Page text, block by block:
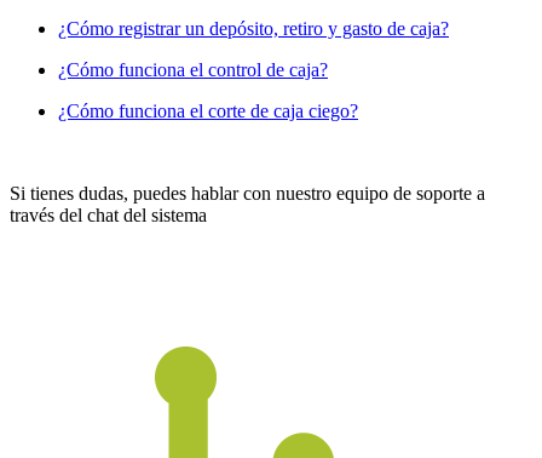
¿Cómo registrar un depósito, retiro y gasto de caja?
¿Cómo funciona el control de caja?
¿Cómo funciona el corte de caja ciego?
Si tienes dudas, puedes hablar con nuestro equipo de soporte a
través del chat del sistema